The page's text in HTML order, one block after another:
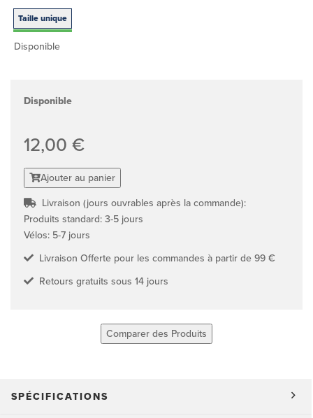
Taille unique
Disponible
Disponible
12,00 €
Ajouter au panier
Livraison (jours ouvrables après la commande):
Produits standard: 3-5 jours
Vélos: 5-7 jours
Livraison Offerte pour les commandes à partir de 99 €
Retours gratuits sous 14 jours
Comparer des Produits
SPÉCIFICATIONS